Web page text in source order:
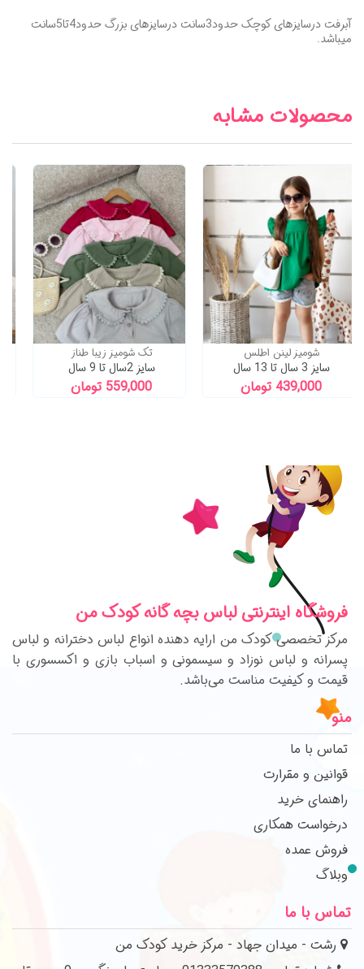
آبرفت درسایزهای کوچک حدود3سانت درسایزهای بزرگ حدود4تا5سانت
میباشد.
محصولات مشابه
تک شومیز زیبا طناز
سایز 2سال تا 9 سال
559,000 تومان
شومیز لینن اطلس
سایز 3 سال تا 13 سال
439,000 تومان
فروشگاه اینترنتی لباس بچه گانه کودک من
مرکز تخصصی کودک من ارایه دهنده انواع لباس دخترانه و لباس
پسرانه و لباس نوزاد و سیسمونی و اسباب بازی و اکسسوری با
قیمت و کیفیت مناست می‌باشد.
منو
تماس با ما
قوانین و مقرارت
راهنمای خرید
درخواست همکاری
فروش عمده
وبلاگ
تماس با ما
رشت - میدان جهاد - مرکز خرید کودک من